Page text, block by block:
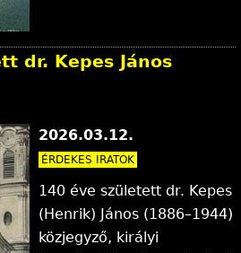
dr. Kepes János
2026.03.12.
ÉRDEKES IRATOK
140 éve született dr. Kepes
(Henrik) János (1886–1944)
közjegyző, királyi